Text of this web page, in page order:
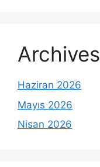
Archives
Haziran 2026
Mayıs 2026
Nisan 2026